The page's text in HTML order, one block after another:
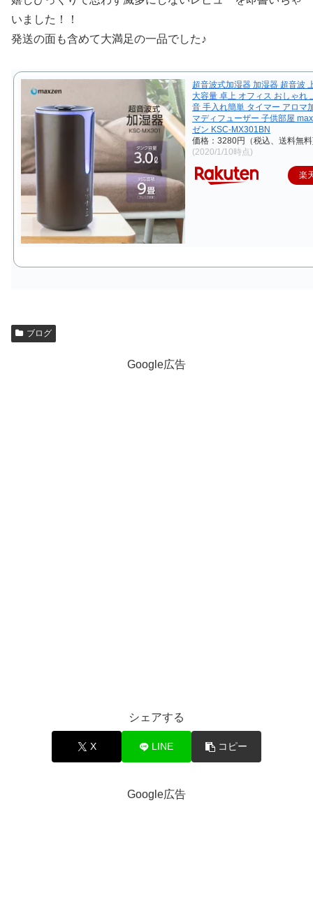
いました！！
発送の面も含めて大満足の一品でした♪
超音波式加湿器 加湿器 超音波
大容量 卓上 オフィス おしゃれ
音 手入れ簡単 タイマー アロマ
マディフューザー 子供部屋
ゼン KSC-MX301BN
価格：3280円（税込、送料無
(2020/1/10時点)
楽
ブログ
Google広告
シェアする
X LINE コピー
Google広告